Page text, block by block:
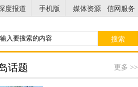
度报道 手机版 信网服务
媒体资源
搜索
话题 更多 >>